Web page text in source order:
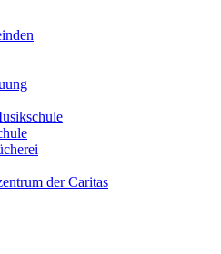
der Caritas